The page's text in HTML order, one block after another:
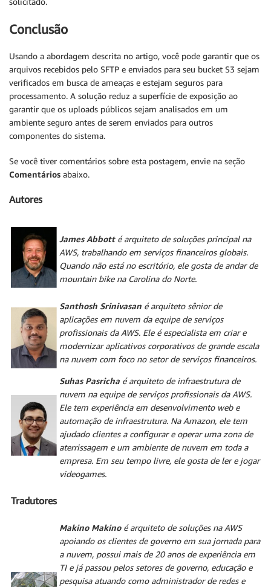
Conclusão
Usando a abordagem descrita no artigo, você pode garantir que os
arquivos recebidos pelo SFTP e enviados para seu bucket S3 sejam
verificados em busca de ameaças e estejam seguros para
processamento. A solução reduz a superfície de exposição ao
garantir que os uploads públicos sejam analisados em um
ambiente seguro antes de serem enviados para outros
componentes do sistema.
Se você tiver comentários sobre esta postagem, envie na seção
Comentários abaixo.
Autores
James Abbott é arquiteto de soluções principal na
AWS, trabalhando em serviços financeiros globais.
Quando não está no escritório, ele gosta de andar de
mountain bike na Carolina do Norte.
Santhosh Srinivasan é arquiteto sênior de
aplicações em nuvem da equipe de serviços
profissionais da AWS. Ele é especialista em criar e
modernizar aplicativos corporativos de grande escala
na nuvem com foco no setor de serviços financeiros.
Suhas Pasricha é arquiteto de infraestrutura de
nuvem na equipe de serviços profissionais da AWS.
Ele tem experiência em desenvolvimento web e
automação de infraestrutura. Na Amazon, ele tem
ajudado clientes a configurar e operar uma zona de
aterrissagem e um ambiente de nuvem em toda a
empresa. Em seu tempo livre, ele gosta de ler e jogar
videogames.
Tradutores
Makino Makinoé arquiteto de soluções na AWS
apoiando os clientes de governo em sua jornada para
a nuvem, possui mais de 20 anos de experiência em
TI e já passou pelos setores de governo, educação e
pesquisa atuando como administrador de redes e